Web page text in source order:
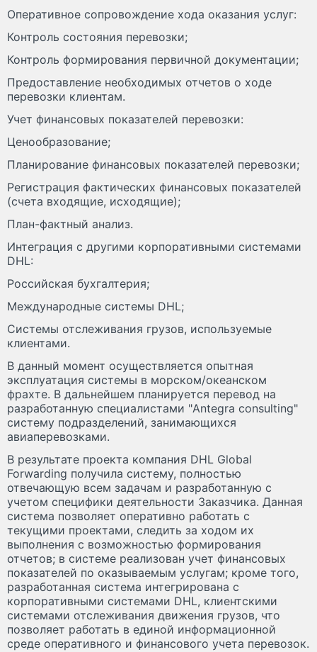
Оперативное сопровождение хода оказания услуг:
Контроль состояния перевозки;
Контроль формирования первичной документации;
Предоставление необходимых отчетов о ходе
перевозки клиентам.
Учет финансовых показателей перевозки:
Ценообразование;
Планирование финансовых показателей перевозки;
Регистрация фактических финансовых показателей
(счета входящие, исходящие);
План-фактный анализ.
Интеграция с другими корпоративными системами
DHL:
Российская бухгалтерия;
Международные системы DHL;
Системы отслеживания грузов, используемые
клиентами.
В данный момент осуществляется опытная
эксплуатация системы в морском/океанском
фрахте. В дальнейшем планируется перевод на
разработанную специалистами "Antegra consulting"
систему подразделений, занимающихся
авиаперевозками.
В результате проекта компания DHL Global
Forwarding получила систему, полностью
отвечающую всем задачам и разработанную с
учетом специфики деятельности Заказчика. Данная
система позволяет оперативно работать с
текущими проектами, следить за ходом их
выполнения с возможностью формирования
отчетов; в системе реализован учет финансовых
показателей по оказываемым услугам; кроме того,
разработанная система интегрирована с
корпоративными системами DHL, клиентскими
системами отслеживания движения грузов, что
позволяет работать в единой информационной
среде оперативного и финансового учета перевозок.